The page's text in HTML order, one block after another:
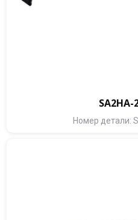
SA2HA-
Номер детали: